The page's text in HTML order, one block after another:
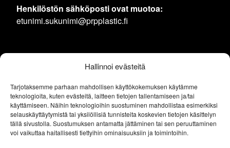
Hallinnoi evästeitä
Tarjotaksemme parhaan mahdollisen käyttökokemuksen käytämme
teknologioita, kuten evästeitä, laitteen tietojen tallentamiseen ja/tai
käyttämiseen. Näihin teknologioihin suostuminen mahdollistaa esimerkiksi
selauskäyttäytymistä tai yksilöllisiä tunnisteita koskevien tietojen käsittelyn
tällä sivustolla. Suostumuksen antamatta jättäminen tai sen peruuttaminen
voi vaikuttaa haitallisesti tiettyihin ominaisuuksiin ja toimintoihin.
Henkilöstön sähköposti ovat muotoa:
etunimi.sukunimi@prpplastic.fi